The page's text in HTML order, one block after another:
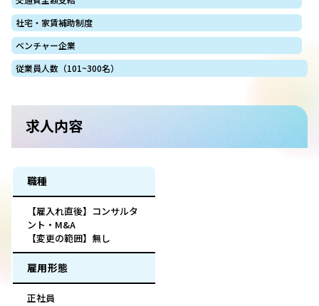
社宅・家賃補助制度
ベンチャー企業
従業員人数（101~300名）
求人内容
職種
【雇入れ直後】コンサルタ
ント・M&A
【変更の範囲】無し
雇用形態
正社員